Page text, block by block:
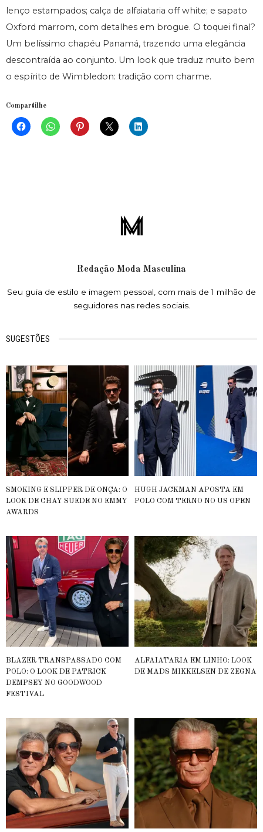
lenço estampados; calça de alfaiataria off white; e sapato
Oxford marrom, com detalhes em brogue. O toquei final?
Um belíssimo chapéu Panamá, trazendo uma elegância
descontraída ao conjunto. Um look que traduz muito bem
o espírito de Wimbledon: tradição com charme.
Compartilhe
Redação Moda Masculina
Seu guia de estilo e imagem pessoal, com mais de 1 milhão de
seguidores nas redes sociais.
SUGESTÕES
SMOKING E SLIPPER DE ONÇA: O
LOOK DE CHAY SUEDE NO EMMY
AWARDS
HUGH JACKMAN APOSTA EM
POLO COM TERNO NO US OPEN
BLAZER TRANSPASSADO COM
POLO: O LOOK DE PATRICK
DEMPSEY NO GOODWOOD
FESTIVAL
ALFAIATARIA EM LINHO: LOOK
DE MADS MIKKELSEN DE ZEGNA